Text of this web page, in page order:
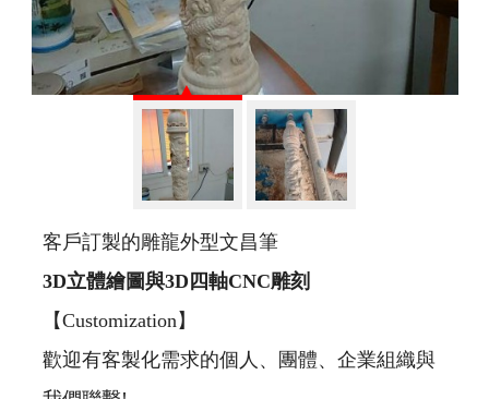
客戶訂製的雕龍外型文昌筆
3D立體繪圖與3D 四軸CNC雕刻
【Customization】
歡迎有客製化需求的個人、團體、企業組織與